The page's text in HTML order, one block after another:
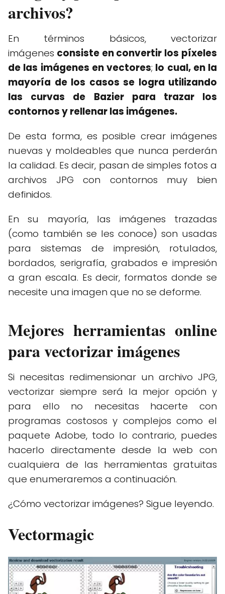
archivos?
En términos básicos, vectorizar
imágenes consiste en convertir los píxeles
de las imágenes en vectores; lo cual, en la
mayoría de los casos se logra utilizando
las curvas de Bazier para trazar los
contornos y rellenar las imágenes.
De esta forma, es posible crear imágenes
nuevas y moldeables que nunca perderán
la calidad. Es decir, pasan de simples fotos a
archivos JPG con contornos muy bien
definidos.
En su mayoría, las imágenes trazadas
(como también se les conoce) son usadas
para sistemas de impresión, rotulados,
bordados, serigrafía, grabados e impresión
a gran escala. Es decir, formatos donde se
necesite una imagen que no se deforme.
Mejores herramientas online
para vectorizar imágenes
Si necesitas redimensionar un archivo JPG,
vectorizar siempre será la mejor opción y
para ello no necesitas hacerte con
programas costosos y complejos como el
paquete Adobe, todo lo contrario, puedes
hacerlo directamente desde la web con
cualquiera de las herramientas gratuitas
que enumeraremos a continuación.
¿Cómo vectorizar imágenes? Sigue leyendo.
Vectormagic